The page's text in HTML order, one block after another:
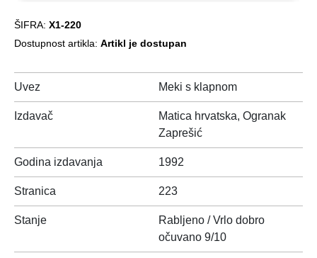
ŠIFRA: X1-220
Dostupnost artikla: Artikl je dostupan
Uvez Meki s klapnom
Izdavač
Matica hrvatska, Ogranak
Zaprešić
Godina izdavanja 1992
Stranica 223
Stanje
Rabljeno / Vrlo dobro
očuvano 9/10